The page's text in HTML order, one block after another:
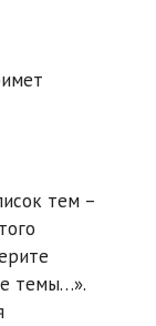
тем –
темы…».